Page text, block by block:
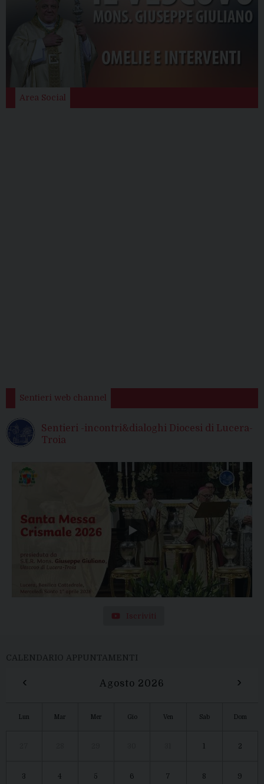
Area Social
Sentieri web channel
Sentieri -incontri&dialoghi Diocesi di Lucera-
Troia
Iscriviti
CALENDARIO APPUNTAMENTI
‹ Agosto 2026 ›
Lun Mar Mer Gio Ven Sab Dom
2
3 4 5 6 7 8 9